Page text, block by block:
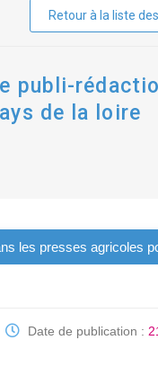
Retour à la liste
publi-
de la loire
les presses agricoles
Date de publication :